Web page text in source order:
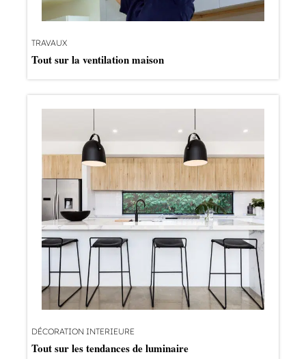
TRAVAUX
Tout sur la ventilation maison
DÉCORATION INTERIEURE
Tout sur les tendances de luminaire